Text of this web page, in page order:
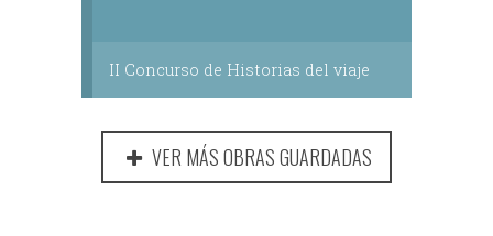
II Concurso de Historias del viaje
VER MÁS OBRAS GUARDADAS